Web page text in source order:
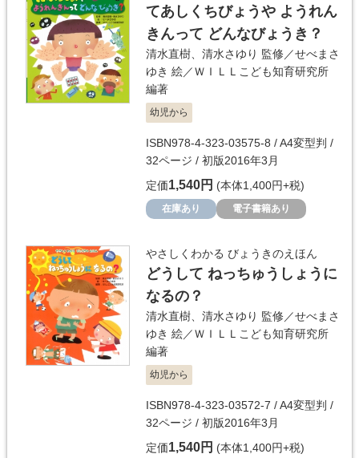
てあしくちびょうや ようれん
きんって どんなびょうき？
清水直樹 清水さゆり 監修／せべまさ
ゆき 絵／ＷＩＬＬこども知育研究所
編著
幼児から
ISBN978-4-323-03575-8 / A4変型判 /
32ページ / 初版2016年3月
定価1,540円 (本体1,400円+税)
在庫あり 電子書籍あり
やさしくわかる びょうきのえほん
どうして ねっちゅうしょうに
なるの？
清水直樹 清水さゆり 監修／せべまさ
ゆき 絵／ＷＩＬＬこども知育研究所
編著
幼児から
ISBN978-4-323-03572-7 / A4変型判 /
32ページ / 初版2016年3月
定価1,540円 (本体1,400円+税)